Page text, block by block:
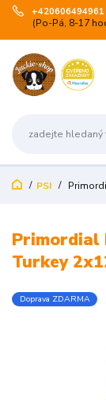
+420606494961
(Po-Pá, 8-17
PSI
Primordial
Turkey
Doprava ZDARMA